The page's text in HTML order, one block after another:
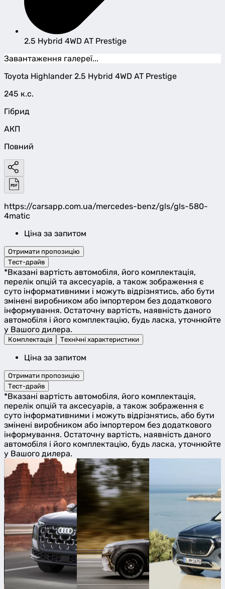
2.5 Hybrid 4WD AT Prestige
Завантаження галереї...
Toyota Highlander 2.5 Hybrid 4WD AT Prestige
245 к.с.
Гібрид
АКП
Повний
https://carsapp.com.ua/mercedes-benz/gls/gls-580-
4matic
Ціна за запитом
Отримати пропозицію
Тест-драйв
*Вказані вартість автомобіля, його комплектація,
перелік опцій та аксесуарів, а також зображення є
суто інформативними і можуть відрізнятись, або бути
змінені виробником або імпортером без додаткового
інформування. Остаточну вартість, наявність даного
автомобіля і його комплектацію, будь ласка, уточнюйте
у Вашого дилера.
Комплектація Технічні характеристики
Ціна за запитом
Отримати пропозицію
Тест-драйв
*Вказані вартість автомобіля, його комплектація,
перелік опцій та аксесуарів, а також зображення є
суто інформативними і можуть відрізнятись, або бути
змінені виробником або імпортером без додаткового
інформування. Остаточну вартість, наявність даного
автомобіля і його комплектацію, будь ласка, уточнюйте
у Вашого дилера.